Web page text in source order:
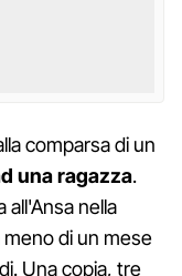
comparsa di un
una ragazza.
all'Ansa nella
meno di un mese
Una copia, tre